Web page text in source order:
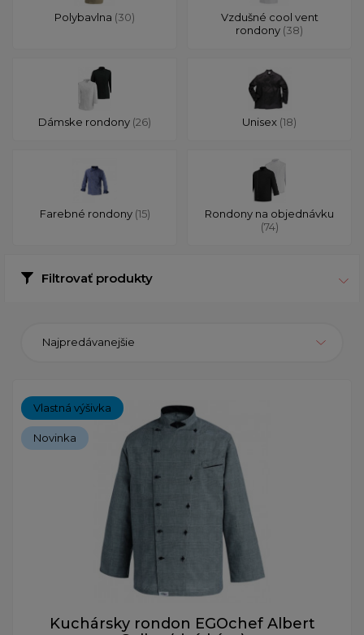
Polybavlna (30)
Vzdušné cool vent
rondony (38)
Dámske rondony (26) Unisex (18)
Farebné rondony (15)
Rondony na objednávku
(74)
Filtrovať produkty
Najpredávanejšie
Vlastná výšivka
Novinka
Kuchársky rondon EGOchef Albert